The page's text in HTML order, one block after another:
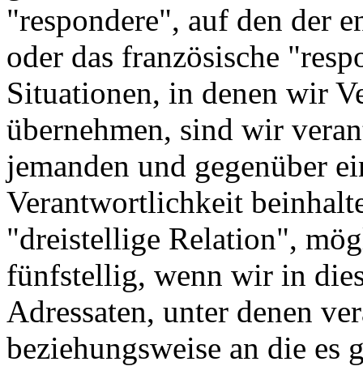
"respondere", auf den der
oder das französische
Situationen, in denen wir
übernehmen, sind wir
jemanden und gegenüber
Verantwortlichkeit
"dreistellige Relation",
fünfstellig, wenn wir in
Adressaten, unter denen
beziehungsweise an die es